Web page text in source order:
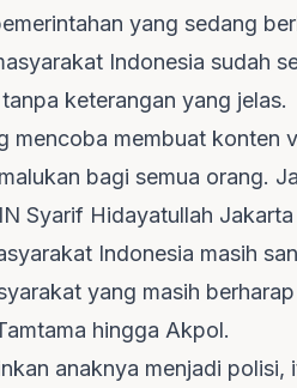
yang sedang
Indonesia sudah
keterangan yang jelas.
mencoba membuat konten
bagi semua orang.
Syarif Hidayatullah
Indonesia masih
yang masih
hingga Akpol.
anaknya menjadi